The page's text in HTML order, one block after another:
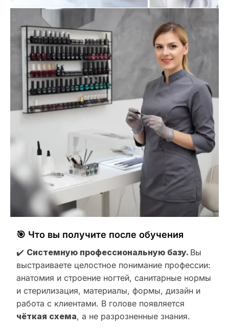
🎯 Что вы получите после обучения
✔️ Системную профессиональную базу. Вы
выстраиваете целостное понимание профессии:
анатомия и строение ногтей, санитарные нормы
и стерилизация, материалы, формы, дизайн и
работа с клиентами. В голове появляется
чёткая схема, а не разрозненные знания.